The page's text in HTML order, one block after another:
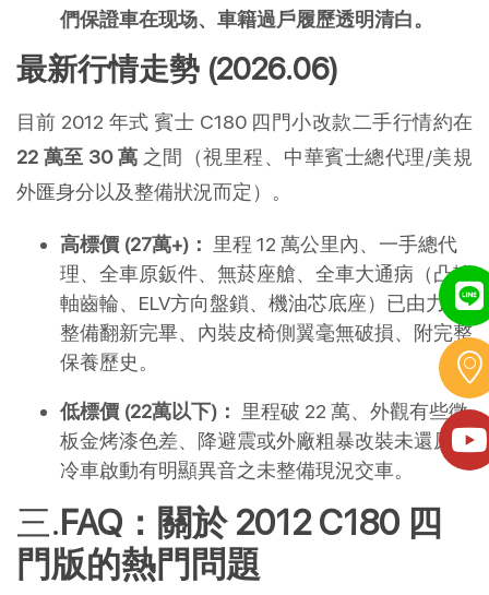
們保證車在现场、車籍過戶履歷透明清白。
最新行情走勢 (2026.06)
22 萬至 30 萬 之間（視里程、中華賓士總代理/美規
外匯身分以及整備狀況而定）。
高標價 (27萬+)：
里程 12 萬公里內、一手總代
理、全車原鈑件、無菸座艙、全車大通病（凸輪
軸齒輪、ELV方向盤鎖、機油芯底座）已由力威
整備翻新完畢、內裝皮椅側翼毫無破損、附完整
保養歷史。
低標價 (22萬以下)：
里程破 22 萬、外觀有些微
板金烤漆色差、降避震或外廠粗暴改裝未還原、
冷車啟動有明顯異音之未整備現況交車。
FAQ：關於 2012 C180 四
門版的熱門問題